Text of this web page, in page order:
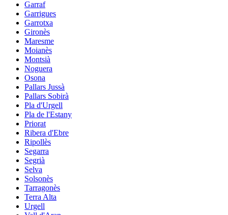
Garraf
Garrigues
Garrotxa
Gironès
Maresme
Moianès
Montsià
Noguera
Osona
Pallars Jussà
Pallars Sobirà
Pla d'Urgell
Pla de l'Estany
Priorat
Ribera d'Ebre
Ripollès
Segarra
Segrià
Selva
Solsonès
Tarragonès
Terra Alta
Urgell